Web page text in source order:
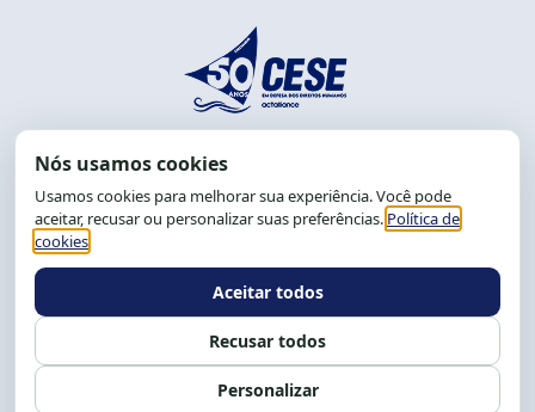
End.: R. da Graça, 150. Graça
CEP: 40.150-055
Salvador-BA, Brasil.
Tel.: (71) 2104-5457, Cel.: (71) 9 9239-2104 ou 2105
Expediente: 8h às 12h e 13 às 17h.
Siga nossas redes Fale conosco